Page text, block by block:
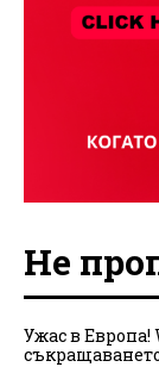
Не
Ужас в Европа!